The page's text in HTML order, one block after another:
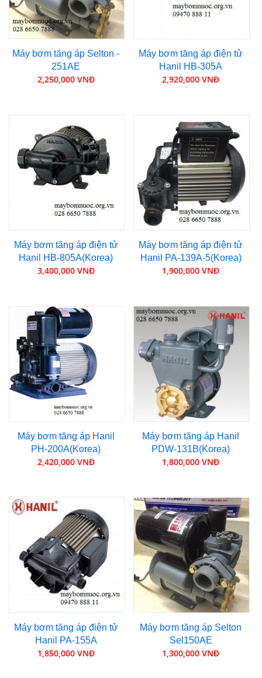
Máy bơm tăng áp Selton -
251AE
2,250,000 VNĐ
Máy bơm tăng áp điện tử
Hanil HB-305A
2,920,000 VNĐ
Máy bơm tăng áp điện tử
Hanil HB-805A(Korea)
3,400,000 VNĐ
Máy bơm tăng áp điện tử
Hanil PA-139A-5(Korea)
1,900,000 VNĐ
Máy bơm tăng áp Hanil
PH-200A(Korea)
2,420,000 VNĐ
Máy bơm tăng áp Hanil
PDW-131B(Korea)
1,800,000 VNĐ
Máy bơm tăng áp điện tử
Hanil PA-155A
1,850,000 VNĐ
Máy bơm tăng áp Selton
Sel150AE
1,300,000 VNĐ